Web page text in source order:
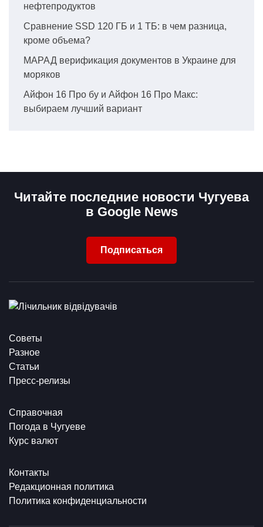
нефтепродуктов
Сравнение SSD 120 ГБ и 1 ТБ: в чем разница,
кроме объема?
МАРАД верификация документов в Украине для
моряков
Айфон 16 Про бу и Айфон 16 Про Макс:
выбираем лучший вариант
Читайте последние новости Чугуева
в Google News
Подписаться
Советы
Разное
Статьи
Пресс-релизы
Справочная
Погода в Чугуеве
Курс валют
Контакты
Редакционная политика
Политика конфиденциальности